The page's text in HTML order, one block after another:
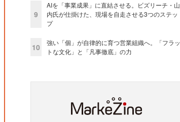
9
AIを「事業成果」に直結させる。ビズリーチ・山
内氏が仕掛けた、現場を自走させる3つのステッ
プ
10
強い「個」が自律的に育つ営業組織へ。「フラッ
トな文化」と「凡事徹底」の力